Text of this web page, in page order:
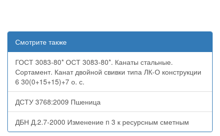
Смотрите также
ГОСТ 3083-80* ОСТ 3083-80*. Канаты стальные.
Сортамент. Канат двойной свивки типа ЛК-О конструкции
6 30(0+15+15)+7 о. с.
ДСТУ 3768:2009 Пшеница
ДБН Д.2.7-2000 Изменение n 3 к ресурсным сметным